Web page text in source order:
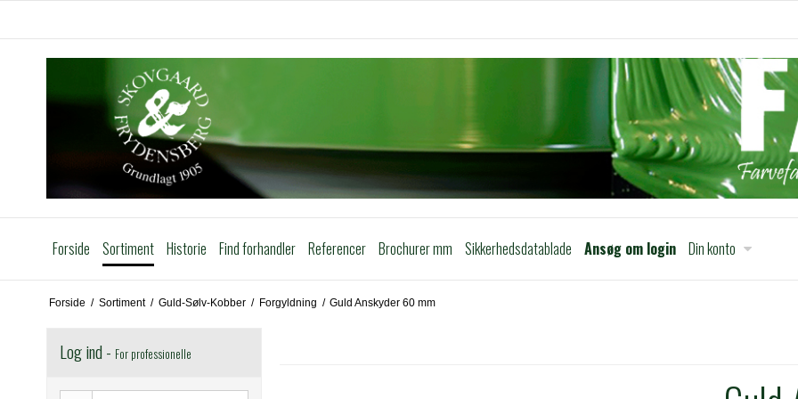
Forside Sortiment Historie Find forhandler Referencer Brochurer mm Sikkerhedsdatablade Ansøg om login Din konto
Forside / Sortiment / Guld-Sølv-Kobber / Forgyldning / Guld Anskyder 60 mm
Log ind - For professionelle